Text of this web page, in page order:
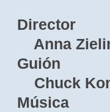
Director
Anna
Guión
Chuck
Música